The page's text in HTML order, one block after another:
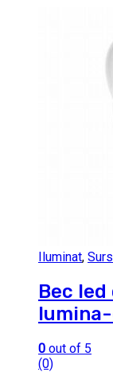
Iluminat,
Bec led
0 out of 5
(0)